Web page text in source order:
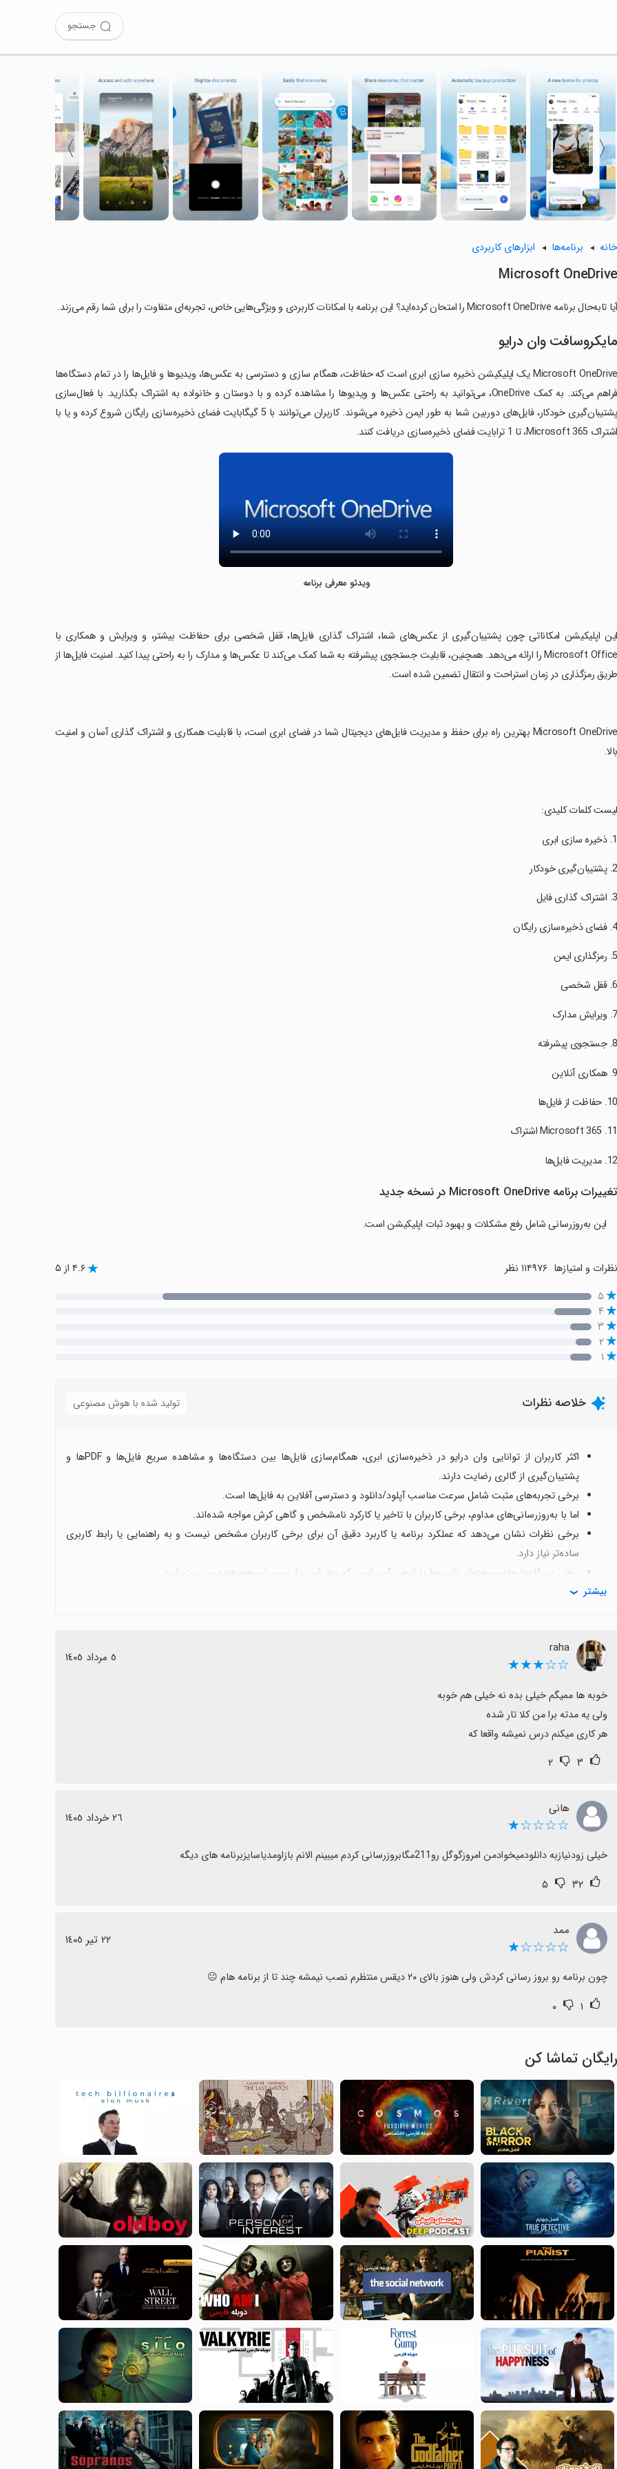
جستجو
〈
〉
خانه برنامه‌ها ابزارهای کاربردی
Microsoft OneDrive
آیا تابه‌حال برنامه Microsoft OneDrive را امتحان کرده‌اید؟ این برنامه با امکانات کاربردی و ویژگی‌هایی خاص، تجربه‌ای متفاوت را برای شما رقم می‌زند.
مایکروسافت وان درایو
Microsoft OneDrive یک اپلیکیشن ذخیره سازی ابری است که حفاظت، همگام سازی و دسترسی به عکس‌ها، ویدیوها و فایل‌ها را در تمام دستگاه‌ها
فراهم می‌کند. به کمک OneDrive، می‌توانید به راحتی عکس‌ها و ویدیوها را مشاهده کرده و با دوستان و خانواده به اشتراک بگذارید. با فعال‌سازی
پشتیبان‌گیری خودکار، فایل‌های دوربین شما به طور ایمن ذخیره می‌شوند. کاربران می‌توانند با 5 گیگابایت فضای ذخیره‌سازی رایگان شروع کرده و یا با
اشتراک Microsoft 365، تا 1 ترابایت فضای ذخیره‌سازی دریافت کنند.
ویدئو معرفی برنامه
‏این اپلیکیشن امکاناتی چون پشتیبان‌گیری از عکس‌های شما، اشتراک گذاری فایل‌ها، قفل شخصی برای حفاظت بیشتر، و ویرایش و همکاری با
Microsoft Office را ارائه می‌دهد. همچنین، قابلیت جستجوی پیشرفته به شما کمک می‌کند تا عکس‌ها و مدارک را به راحتی پیدا کنید. امنیت فایل‌ها از
طریق رمزگذاری در زمان استراحت و انتقال تضمین شده است.
‏Microsoft OneDrive بهترین راه برای حفظ و مدیریت فایل‌های دیجیتال شما در فضای ابری است، با قابلیت همکاری و اشتراک گذاری آسان و امنیت
بالا.
‏لیست کلمات کلیدی:
تغییرات برنامه Microsoft OneDrive در نسخه جدید
این به‌روزرسانی شامل رفع مشکلات و بهبود ثبات اپلیکیشن است.
نظرات و امتیازها ۱۱۴۹۷۶ نظر ۴.۶ از ۵
۵
۴
۳
۲
۱
خلاصه نظرات تولید شده با هوش مصنوعی
اکثر کاربران از توانایی وان درایو در ذخیره‌سازی ابری، همگام‌سازی فایل‌ها بین دستگاه‌ها و مشاهده سریع فایل‌ها و PDFها و
پشتیبان‌گیری از گالری رضایت دارند.
برخی تجربه‌های مثبت شامل سرعت مناسب آپلود/دانلود و دسترسی آفلاین به فایل‌ها است.
اما با به‌روزرسانی‌های مداوم، برخی کاربران با تاخیر یا کارکرد نامشخص و گاهی کرش مواجه شده‌اند.
برخی نظرات نشان می‌دهد که عملکرد برنامه یا کاربرد دقیق آن برای برخی کاربران مشخص نیست و به راهنمایی یا رابط کاربری
ساده‌تر نیاز دارد.
برخی دیدگاه‌ها حاوی محتوای نامربوط یا توهین‌آمیز است که بهتر است از سوی توسعه‌دهنده مدیریت شود.
در کل، وان درایو اغلب تجربه مثبتی ارائه می‌دهد و گزینه خوبی برای ذخیره و به اشتراک‌گذاری فایل‌هاست، به شرطی که به نیازهای بیشتر
raha
☆☆★★★ ٥ مرداد ١٤٠٥
هر کاری میکنم درس نمیشه واقعا که
۳ ۲
هانی
☆☆☆☆★ ٢٦ خرداد ١٤٠٥
خیلی زودنیازبه دانلودمیخوادمن امروزگوگل رو211مگابروزرسانی کردم میبینم الانم بازاومدیاسایزبرنامه های دیگه
۳۲ ۵
ممد
☆☆☆☆★ ٢٢ تیر ١٤٠٥
چون برنامه رو بروز رسانی کردش ولی هنوز بالای ۲۰ دیقس منتظرم نصب نیمشه چند تا از برنامه هام 😐
۱ ۰
رایگان تماشا کن